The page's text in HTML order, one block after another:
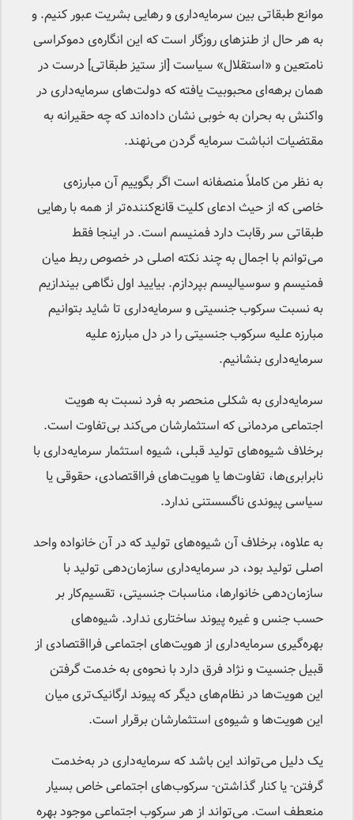
موانع طبقاتی بین سرمایه‌داری و رهایی بشریت عبور کنیم. و
به هر حال از طنزهای روزگار است که این انگاره‌ی دموکراسی
نامتعین و «استقلال» سیاست [از ستیز طبقاتی] درست در
همان برهه‌ای محبوبیت یافته که دولت‌های سرمایه‌داری در
واکنش‌ به بحران به خوبی نشان داده‌اند که چه حقیرانه به
مقتضیات انباشت سرمایه گردن می‌نهند.
به نظر من کاملاً منصفانه است اگر بگوییم آن مبارزه‌ی
خاصی که از حیث ادعای کلیت قانع‌کننده‌تر از همه با رهایی
طبقاتی سر رقابت دارد فمنیسم است. در اینجا فقط
می‌توانم با اجمال به چند نکته اصلی در خصوص ربط میان
فمنیسم و سوسیالیسم بپردازم. بیایید اول نگاهی بیندازیم
به نسبت سرکوب جنسیتی و سرمایه‌داری تا شاید بتوانیم
مبارزه علیه سرکوب جنسیتی را در دل مبارزه علیه
سرمایه‌داری بنشانیم.
سرمایه‌داری به شکلی منحصر به فرد نسبت به هویت
اجتماعی مردمانی که استثمارشان می‌کند بی‌تفاوت است.
برخلاف شیوه‌های تولید قبلی، شیوه استثمار سرمایه‌داری با
نابرابری‌ها، تفاوت‌ها یا هویت‌های فرااقتصادی، حقوقی یا
سیاسی پیوندی ناگسستنی ندارد.
به علاوه، برخلاف آن شیوه‌های تولید که در آن خانواده واحد
اصلی تولید بود، در سرمایه‌داری سازمان‌دهی تولید با
سازمان‌دهی خانوارها، مناسبات جنسیتی، تقسیم‌کار بر
حسب جنس و غیره پیوند ساختاری ندارد. شیوه‌های
بهره‌گیری سرمایه‌داری از هویت‌های اجتماعی فرااقتصادی از
قبیل جنسیت و نژاد فرق دارد با نحوه‌ی به خدمت گرفتن
این هویت‌ها در نظام‌های دیگر که پیوند ارگانیک‌تری میان
این هویت‌ها و شیوه‌ی استثمارشان برقرار است.
یک دلیل می‌تواند این باشد که سرمایه‌داری در به‌خدمت
گرفتن- یا کنار گذاشتن- سرکوب‌های اجتماعی خاص بسیار
منعطف است. می‌تواند از هر سرکوب اجتماعی موجود بهره